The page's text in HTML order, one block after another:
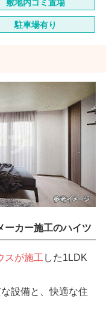
敷地内ゴミ置場
駐車場有り
ーカー施工のハイツ
スが施工 した1LDK
設備と、快適な住